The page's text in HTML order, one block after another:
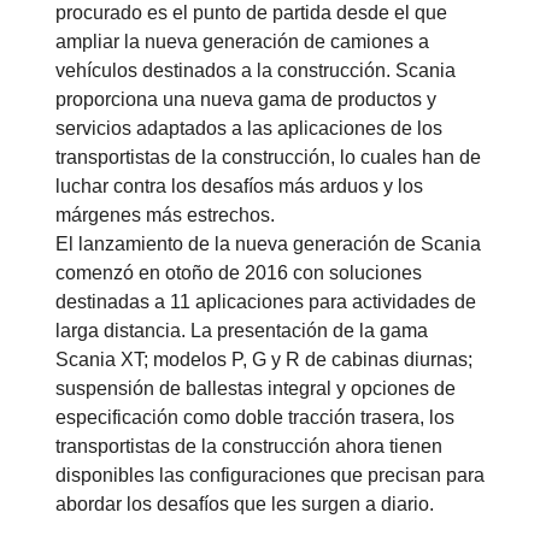
procurado es el punto de partida desde el que
ampliar la nueva generación de camiones a
vehículos destinados a la construcción. Scania
proporciona una nueva gama de productos y
servicios adaptados a las aplicaciones de los
transportistas de la construcción, lo cuales han de
luchar contra los desafíos más arduos y los
márgenes más estrechos.
El lanzamiento de la nueva generación de Scania
comenzó en otoño de 2016 con soluciones
destinadas a 11 aplicaciones para actividades de
larga distancia. La presentación de la gama
Scania XT; modelos P, G y R de cabinas diurnas;
suspensión de ballestas integral y opciones de
especificación como doble tracción trasera, los
transportistas de la construcción ahora tienen
disponibles las configuraciones que precisan para
abordar los desafíos que les surgen a diario.